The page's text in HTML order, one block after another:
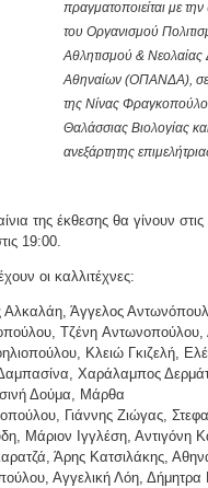
πραγματοποιείται με
του Οργανισμού
Αθλητισμού &
Αθηναίων (ΟΠΑΝΔΑ), σε
της Νίνας
Θαλάσσιας Βιολογίας
ανεξάρτητης
της έκθεσης θα γίνουν
19:00.
οι καλλιτέχνες:
Αλκαλάη, Άγγελος
Τζένη Αντωνοπούλου,
Κλειώ Γκιζελή,
Χαράλαμπος
Δούμα, Μάρθα
Γιάννης Ζιώγας,
Μάριον Ιγγλέση, Αντιγόνη
Άρης Κατσιλάκης,
Αγγελική Λόη,